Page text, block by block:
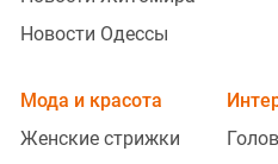
Новости Одессы
Мода и красота
Женские стрижки